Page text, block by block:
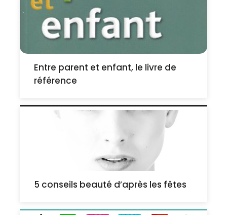
Entre parent et enfant, le livre de
référence
5 conseils beauté d’après les fêtes